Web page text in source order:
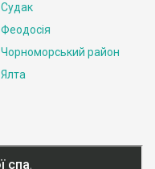
Судак
Феодосія
Чорноморський район
Ялта